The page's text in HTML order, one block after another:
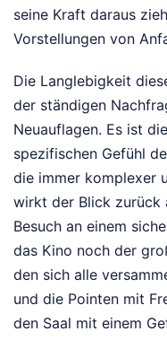
seine Kraft daraus
Vorstellungen von
Die Langlebigkeit
der ständigen
Neuauflagen. Es ist
spezifischen Gefühl
die immer komplexer
wirkt der Blick zurück
Besuch an einem
das Kino noch der
den sich alle
und die Pointen mit
den Saal mit einem